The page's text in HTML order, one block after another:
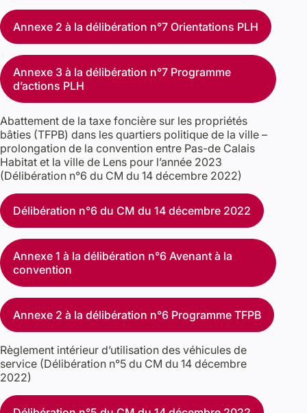
Annexe 2 à la délibération n°7 Orientations PLH
Annexe 3 à la délibération n°7 Programme
d’actions PLH
Abattement de la taxe foncière sur les propriétés
bâties (TFPB) dans les quartiers politique de la ville –
prolongation de la convention entre Pas-de Calais
Habitat et la ville de Lens pour l’année 2023
(Délibération n°6 du CM du 14 décembre 2022)
Délibération n°6 du CM du 14 décembre 2022
Annexe 1 à la délibération n°6 Avenant à la
convention
Annexe 2 à la délibération n°6 Programme TFPB
Règlement intérieur d’utilisation des véhicules de
service (Délibération n°5 du CM du 14 décembre
2022)